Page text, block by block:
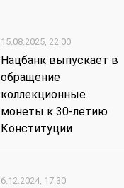
15.08.2025, 22:00
Нацбанк выпускает в
обращение
коллекционные
монеты к 30-летию
Конституции
6.12.2024, 17:30